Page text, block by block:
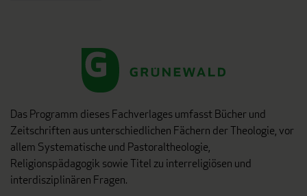
Das Programm dieses Fachverlages umfasst Bücher und
Zeitschriften aus unterschiedlichen Fächern der Theologie, vor
allem Systematische und Pastoraltheologie,
Religionspädagogik sowie Titel zu interreligiösen und
interdisziplinären Fragen.